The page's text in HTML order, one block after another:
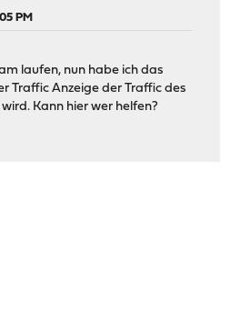
PM
laufen, nun habe ich das
Traffic Anzeige der Traffic des
Kann hier wer helfen?